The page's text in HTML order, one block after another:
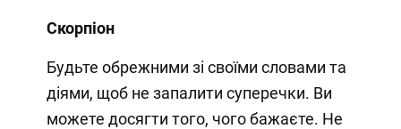
Скорпіон
Будьте обрежними зі своїми словами та
діями, щоб не запалити суперечки. Ви
можете досягти того, чого бажаєте. Не